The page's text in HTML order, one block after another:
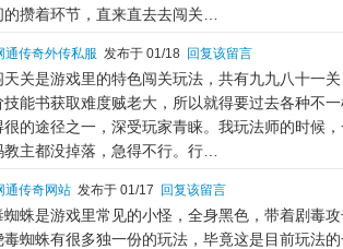
的攒着环节，直来直去去闯关…
通传奇外传私服 发布于 01/18 回复该留言
天关是游戏里的特色闯关玩法，共有九九八十一
技能书获取难度贼老大，所以就得要过去各种不
很的途径之一，深受玩家青睐。我玩法师的时候
教主都没掉落，急得不行。行…
通传奇网站 发布于 01/17 回复该留言
蜘蛛是游戏里常见的小怪，全身黑色，带着剧毒
毒蜘蛛有很多独一份的玩法，毕竟这是目前玩法